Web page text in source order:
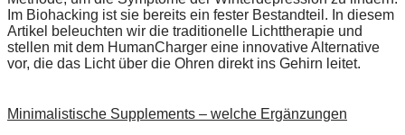
Im Biohacking ist sie bereits ein fester Bestandteil. In diesem
Artikel beleuchten wir die traditionelle Lichttherapie und
stellen mit dem HumanCharger eine innovative Alternative
vor, die das Licht über die Ohren direkt ins Gehirn leitet.
Minimalistische Supplements – welche Ergänzungen